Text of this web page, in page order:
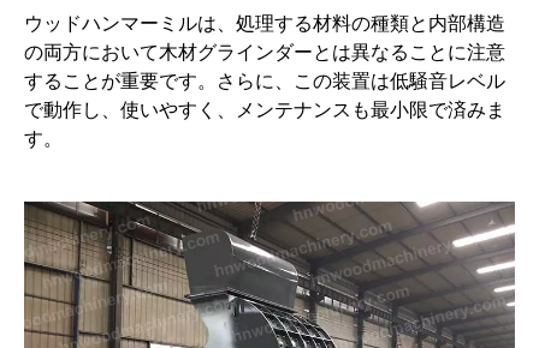
ウッドハンマーミルは、処理する材料の種類と内部構造
の両方において木材グラインダーとは異なることに注意
することが重要です。さらに、この装置は低騒音レベル
で動作し、使いやすく、メンテナンスも最小限で済みま
す。